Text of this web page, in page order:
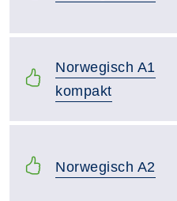
Norwegisch A1
kompakt
Norwegisch A2